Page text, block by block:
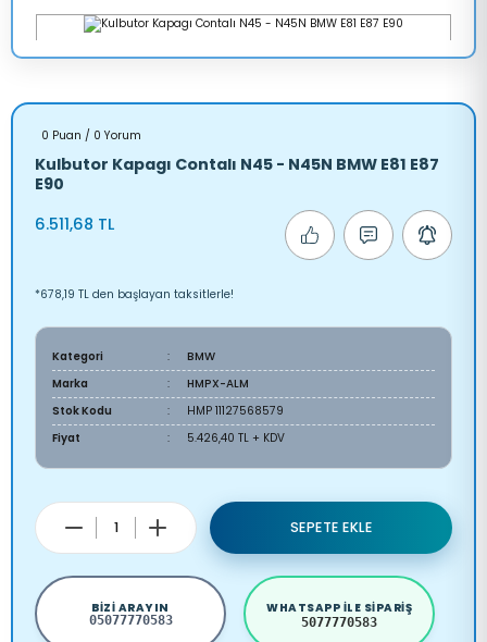
0 Puan / 0 Yorum
Kulbutor Kapagı Contalı N45 - N45N BMW E81 E87
E90
6.511,68 TL
*678,19 TL den başlayan taksitlerle!
Kategori
BMW
Marka
HMPX-ALM
Stok Kodu
HMP 11127568579
Fiyat
5.426,40 TL + KDV
SEPETE EKLE
BIZI ARAYIN
05077770583
WHATSAPP ILE SIPARIŞ
5077770583